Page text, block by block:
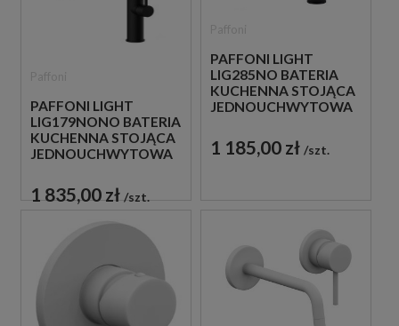
PAFFONI LIGHT
LIG179NONO BATERIA
KUCHENNA STOJĄCA
JEDNOUCHWYTOWA
1 835,00 zł szt.
PAFFONI LIGHT
LIG285NO BATERIA
KUCHENNA STOJĄCA
JEDNOUCHWYTOWA
1 185,00 zł szt.